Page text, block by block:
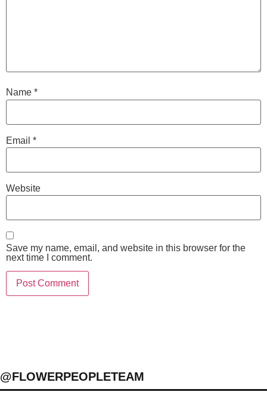
Name *
Email *
Website
Save my name, email, and website in this browser for the
next time I comment.
@FLOWERPEOPLETEAM